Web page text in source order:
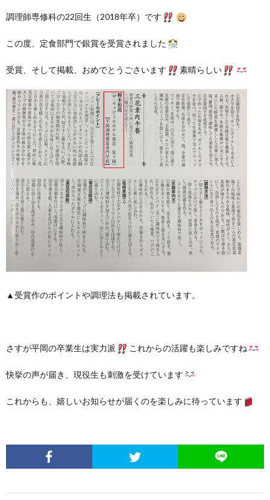
調理師専修科の22回生（2018年卒）です
この度、定食部門で銀賞を受賞されました
受賞、そして掲載、おめでとうごさいます 素晴らしい
▲受賞作のポイントや調理法も掲載されています。
さすが平岡の卒業生は実力派 これからの活躍も楽しみですね
快挙の声が届き、現役生も刺激を受けています
これからも、嬉しいお知らせが届くのを楽しみに待っています